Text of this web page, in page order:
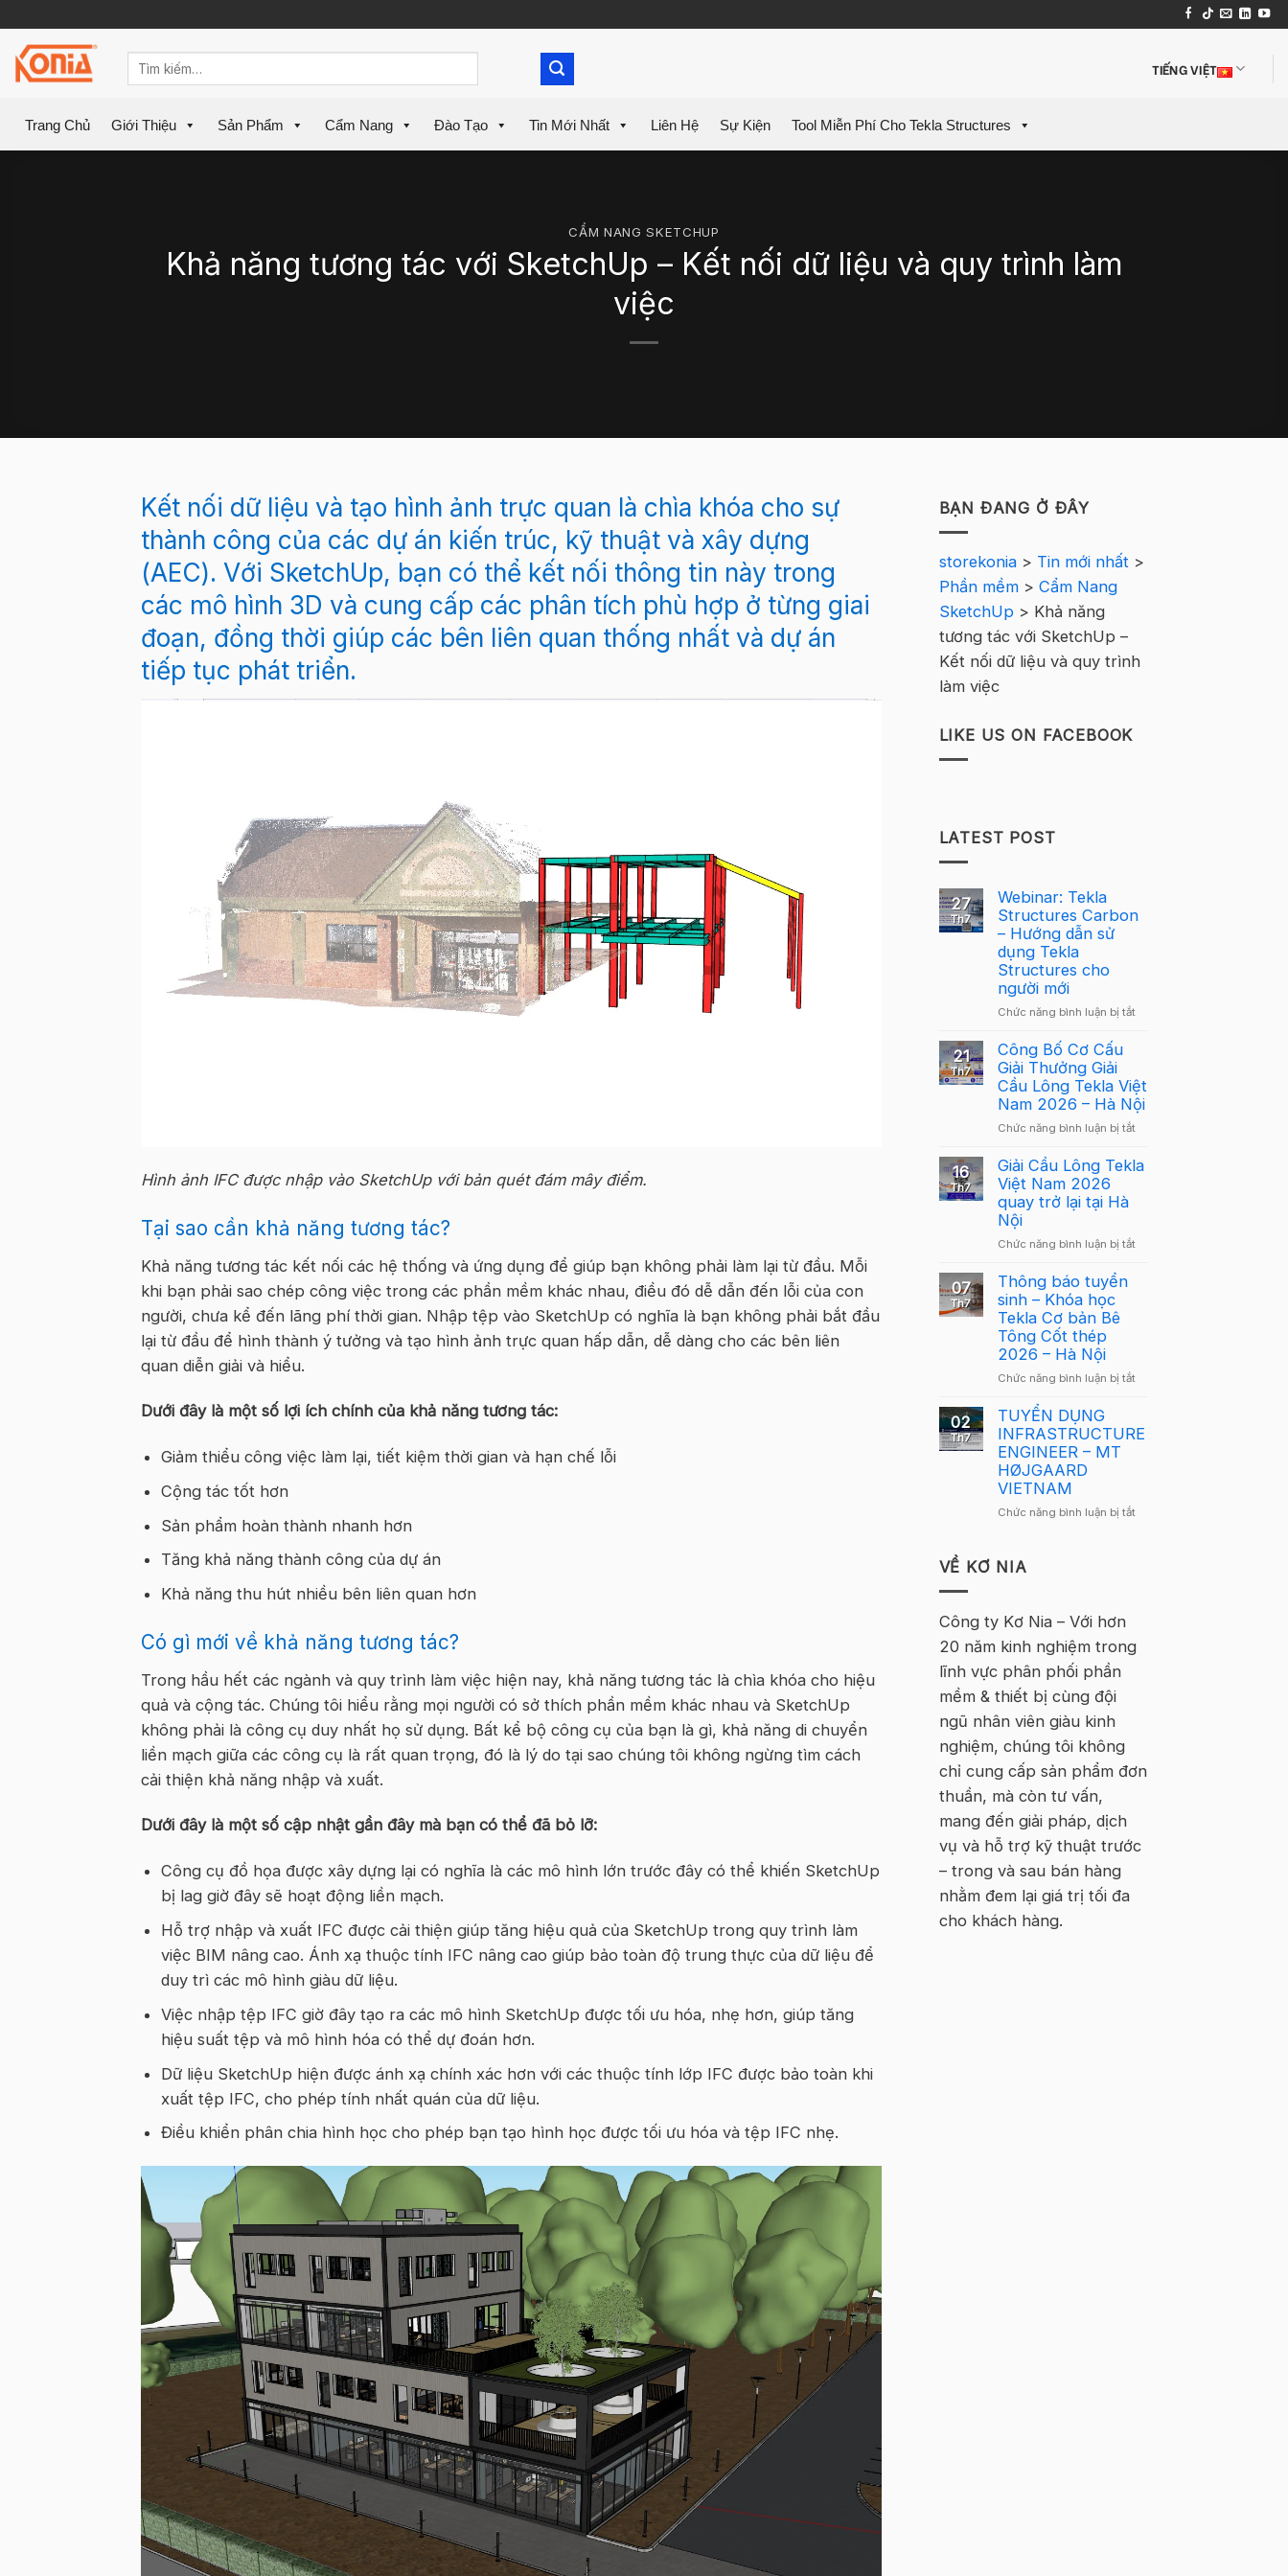
content
TIẾNG VIỆT
Trang Chủ Giới Thiệu Sản Phẩm Cẩm Nang Đào Tạo Tin Mới Nhất Liên Hệ Sự Kiện Tool Miễn Phí Cho Tekla Structures
CẨM NANG SKETCHUP
Khả năng tương tác với SketchUp – Kết nối dữ liệu và quy trình làm
việc
Kết nối dữ liệu và tạo hình ảnh trực quan là chìa khóa cho sự
thành công của các dự án kiến trúc, kỹ thuật và xây dựng
(AEC). Với SketchUp, bạn có thể kết nối thông tin này trong
các mô hình 3D và cung cấp các phân tích phù hợp ở từng giai
đoạn, đồng thời giúp các bên liên quan thống nhất và dự án
tiếp tục phát triển.
Hình ảnh IFC được nhập vào SketchUp với bản quét đám mây điểm.
Tại sao cần khả năng tương tác?
Khả năng tương tác kết nối các hệ thống và ứng dụng để giúp bạn không phải làm lại từ đầu. Mỗi
khi bạn phải sao chép công việc trong các phần mềm khác nhau, điều đó dễ dẫn đến lỗi của con
người, chưa kể đến lãng phí thời gian. Nhập tệp vào SketchUp có nghĩa là bạn không phải bắt đầu
lại từ đầu để hình thành ý tưởng và tạo hình ảnh trực quan hấp dẫn, dễ dàng cho các bên liên
quan diễn giải và hiểu.
Dưới đây là một số lợi ích chính của khả năng tương tác:
Giảm thiểu công việc làm lại, tiết kiệm thời gian và hạn chế lỗi
Cộng tác tốt hơn
Sản phẩm hoàn thành nhanh hơn
Tăng khả năng thành công của dự án
Khả năng thu hút nhiều bên liên quan hơn
Có gì mới về khả năng tương tác?
Trong hầu hết các ngành và quy trình làm việc hiện nay, khả năng tương tác là chìa khóa cho hiệu
quả và cộng tác. Chúng tôi hiểu rằng mọi người có sở thích phần mềm khác nhau và SketchUp
không phải là công cụ duy nhất họ sử dụng. Bất kể bộ công cụ của bạn là gì, khả năng di chuyển
liền mạch giữa các công cụ là rất quan trọng, đó là lý do tại sao chúng tôi không ngừng tìm cách
cải thiện khả năng nhập và xuất.
Dưới đây là một số cập nhật gần đây mà bạn có thể đã bỏ lỡ:
Công cụ đồ họa được xây dựng lại có nghĩa là các mô hình lớn trước đây có thể khiến SketchUp
bị lag giờ đây sẽ hoạt động liền mạch.
Hỗ trợ nhập và xuất IFC được cải thiện giúp tăng hiệu quả của SketchUp trong quy trình làm
việc BIM nâng cao. Ánh xạ thuộc tính IFC nâng cao giúp bảo toàn độ trung thực của dữ liệu để
duy trì các mô hình giàu dữ liệu.
Việc nhập tệp IFC giờ đây tạo ra các mô hình SketchUp được tối ưu hóa, nhẹ hơn, giúp tăng
hiệu suất tệp và mô hình hóa có thể dự đoán hơn.
Dữ liệu SketchUp hiện được ánh xạ chính xác hơn với các thuộc tính lớp IFC được bảo toàn khi
xuất tệp IFC, cho phép tính nhất quán của dữ liệu.
Điều khiển phân chia hình học cho phép bạn tạo hình học được tối ưu hóa và tệp IFC nhẹ.
BẠN ĐANG Ở ĐÂY
storekonia> Tin mới nhất>
Phần mềm> Cẩm Nang
SketchUp> Khả năng
tương tác với SketchUp –
Kết nối dữ liệu và quy trình
làm việc
LIKE US ON FACEBOOK
LATEST POST
27
Th7
Webinar: Tekla
Structures Carbon
– Hướng dẫn sử
dụng Tekla
Structures cho
người mới
Chức năng bình luận bị tắtở
Carbon
–
Hướng
dẫn
dụng
21
Th7
Công Bố Cơ Cấu
Giải Thưởng Giải
Cầu Lông Tekla Việt
Nam 2026 – Hà Nội
Chức năng bình luận bị tắtở
Bố
Giải
Hà
16
Th7
Giải Cầu Lông Tekla
Việt Nam 2026
quay trở lại tại Hà
Nội
Chức năng bình luận bị tắtở
quay
tại
07
Th7
Thông báo tuyển
sinh – Khóa học
Tekla Cơ bản Bê
Tông Cốt thép
2026 – Hà Nội
Chức năng bình luận bị tắtở
tuyển
Tekla
–
02
Th7
TUYỂN DỤNG
INFRASTRUCTURE
ENGINEER – MT
HØJGAARD
VIETNAM
Chức năng bình luận bị tắtở
VIETNAM
VỀ KƠ NIA
Công ty Kơ Nia – Với hơn
20 năm kinh nghiệm trong
lĩnh vực phân phối phần
mềm & thiết bị cùng đội
ngũ nhân viên giàu kinh
nghiệm, chúng tôi không
chỉ cung cấp sản phẩm đơn
thuần, mà còn tư vấn,
mang đến giải pháp, dịch
vụ và hỗ trợ kỹ thuật trước
– trong và sau bán hàng
nhằm đem lại giá trị tối đa
cho khách hàng.